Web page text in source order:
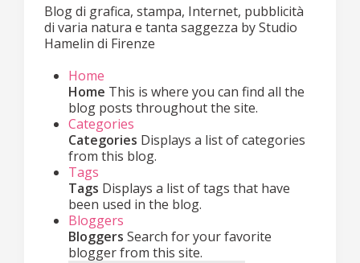
Blog di grafica, stampa, Internet, pubblicità
di varia natura e tanta saggezza by Studio
Hamelin di Firenze
Home
Home This is where you can find all the
blog posts throughout the site.
Categories
Categories Displays a list of categories
from this blog.
Tags
Tags Displays a list of tags that have
been used in the blog.
Bloggers
Bloggers Search for your favorite
blogger from this site.